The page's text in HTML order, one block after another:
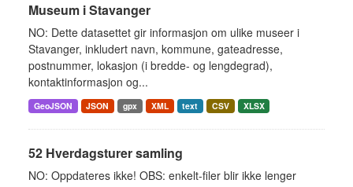
Museum i Stavanger
NO: Dette datasettet gir informasjon om ulike museer i
Stavanger, inkludert navn, kommune, gateadresse,
postnummer, lokasjon (i bredde- og lengdegrad),
kontaktinformasjon og...
GeoJSON JSON gpx XML text CSV XLSX
52 Hverdagsturer samling
NO: Oppdateres ikke! OBS: enkelt-filer blir ikke lenger